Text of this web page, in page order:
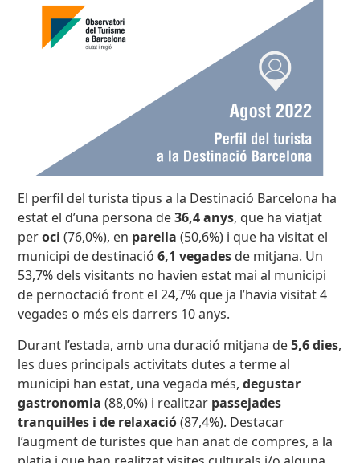
El perfil del turista tipus a la Destinació Barcelona ha
estat el d’una persona de36,4 anys, que ha viatjat
peroci(76,0%), en parella (50,6%) i que ha visitat el
municipi de destinació6,1 vegades de mitjana. Un
53,7% dels visitants no havien estat mai al municipi
de pernoctació front el 24,7% que ja l’havia visitat 4
vegades o més els darrers 10 anys.
Durant l’estada, amb una duració mitjana de5,6 dies,
les dues principals activitats dutes a terme al
municipi han estat, una vegada més,degustar
gastronomia (88,0%) i realitzar passejades
tranquil·les i de relaxació(87,4%). Destacar
l’augment de turistes que han anat de compres, a la